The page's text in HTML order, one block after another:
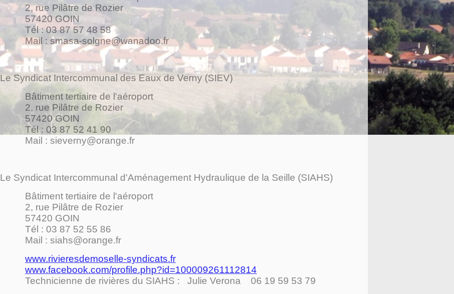
2, rue Pilâtre de Rozier
57420 GOIN
Tél : 03 87 57 48 58
Mail : smasa-solgne@wanadoo.fr
Le Syndicat Intercommunal des Eaux de Verny (SIEV)
Bâtiment tertiaire de l'aéroport
2, rue Pilâtre de Rozier
57420 GOIN
Tél : 03 87 52 41 90
Mail : sieverny@orange.fr
Le Syndicat Intercommunal d'Aménagement Hydraulique de la Seille (SIAHS)
Bâtiment tertiaire de l'aéroport
2, rue Pilâtre de Rozier
57420 GOIN
Tél : 03 87 52 55 86
Mail : siahs@orange.fr
www.rivieresdemoselle-syndicats.fr
www.facebook.com/profile.php?id=100009261112814
Technicienne de rivières du SIAHS : Julie Verona 06 19 59 53 79